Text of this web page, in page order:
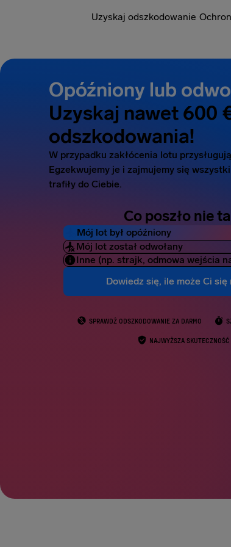
Uzyskaj odszkodowanie
Opóźniony lub
Uzyskaj nawet 600
odszkodowania!
W przypadku zakłócenia lotu
Egzekwujemy je i zajmujemy się
trafiły do Ciebie.
Co poszło nie
Mój lot był opóźniony
Mój lot został odwołany
Inne (np. strajk, odmowa wejścia
Dowiedz się, ile może Ci się
SPRAWDŹ ODSZKODOWANIE ZA DARMO
NAJWYŻSZA SKUTECZNOŚĆ